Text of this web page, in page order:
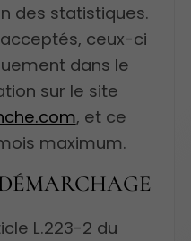
des statistiques.
ceux-ci
dans le
sur le site
, et ce
maximum.
L.223-2 du